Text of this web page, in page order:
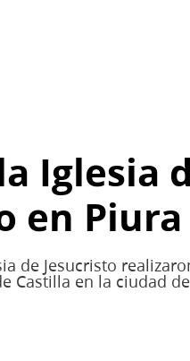
Iglesia
en Piura
de Jesucristo
Castilla en la ciudad